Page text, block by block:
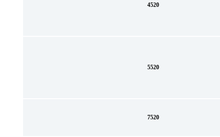
4520
5520
7520